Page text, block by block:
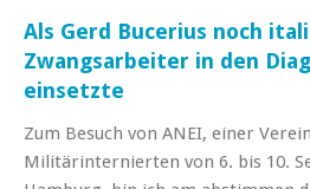
Als Gerd Bucerius noch
Zwangsarbeiter in den
einsetzte
Zum Besuch von ANEI, einer
Militärinternierten von 6. bis 10.